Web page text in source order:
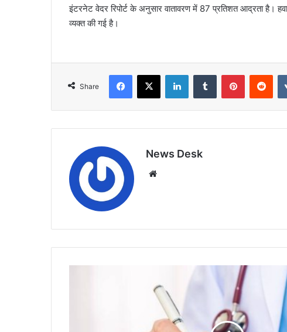
इंटरनेट वेदर रिपोर्ट के अनुसार वातावरण में 87 प्रतिशत आद्रता है।
व्यक्त की गई है।
Share
Facebook
X LinkedInTumblr Pinterest
News Desk